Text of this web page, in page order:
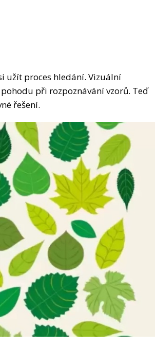
užít proces hledání. Vizuální
při rozpoznávání vzorů. Teď
řešení.